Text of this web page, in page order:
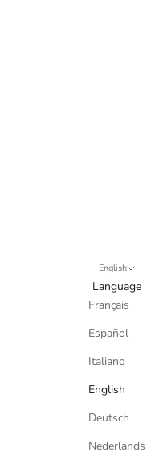
English
Language
Français
Español
Italiano
English
Deutsch
Nederlands